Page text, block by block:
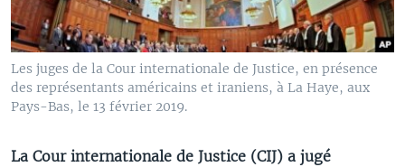
Les juges de la Cour internationale de Justice, en présence
des représentants américains et iraniens, à La Haye, aux
Pays-Bas, le 13 février 2019.
La Cour internationale de Justice (CIJ) a jugé